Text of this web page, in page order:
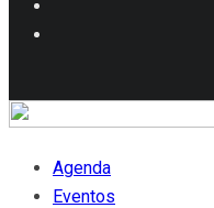
Agenda
Eventos